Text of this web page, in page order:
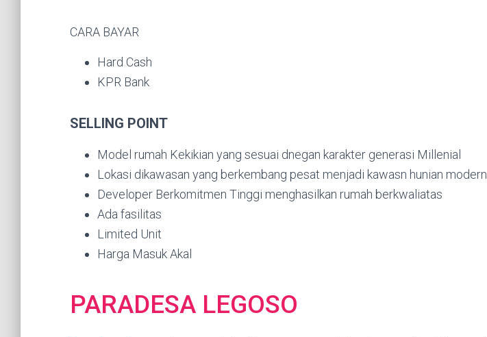
CARA BAYAR
Hard Cash
KPR Bank
SELLING POINT
Model rumah Kekikian yang sesuai dnegan karakter generasi Millenial
Lokasi dikawasan yang berkembang pesat menjadi kawasn hunian modern
Developer Berkomitmen Tinggi menghasilkan rumah berkwaliatas
Ada fasilitas
Limited Unit
Harga Masuk Akal
PARADESA LEGOSO